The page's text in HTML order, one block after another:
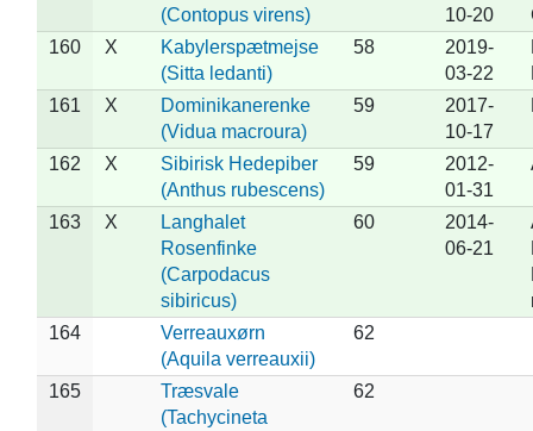
(Contopus virens)
10-20
160
X
Kabylerspætmejse
(Sitta ledanti)
58
2019-
03-22
161
X
Dominikanerenke
(Vidua macroura)
59
2017-
10-17
162 X
Sibirisk Hedepiber
(Anthus rubescens)
59
2012-
01-31
163 X
Langhalet
Rosenfinke
(Carpodacus
sibiricus)
60
2014-
06-21
164
Verreauxørn
(Aquila verreauxii)
62
165
Træsvale
(Tachycineta
62